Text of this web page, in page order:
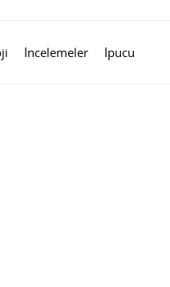
İncelemeler İpucu